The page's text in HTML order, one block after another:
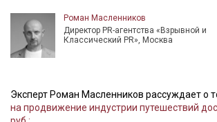
МурзилкаРоман Масленников
Директор PR-агентства «Взрывной и
Классический PR», Москва
Эксперт Роман Масленников рассуждает о
на продвижение индустрии путешествий